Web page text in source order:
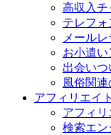
高収入チ
テレフォ
メール
お小遣
出会い
風俗関連
アフィリエイト
アフィ
検索エン